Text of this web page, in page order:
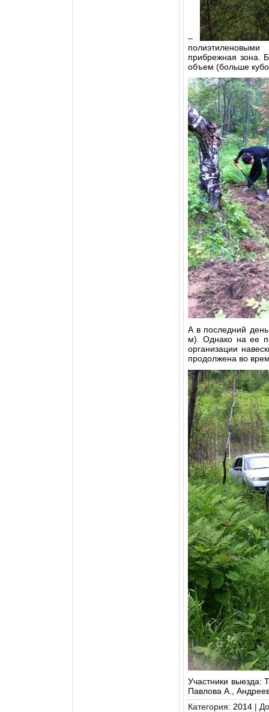
–
прибрежная зона.
объем (больше
А в последний
м). Однако на ее
организации
продолжена во
Участники выезда:
Павлова А.,
Категория: 2014 |